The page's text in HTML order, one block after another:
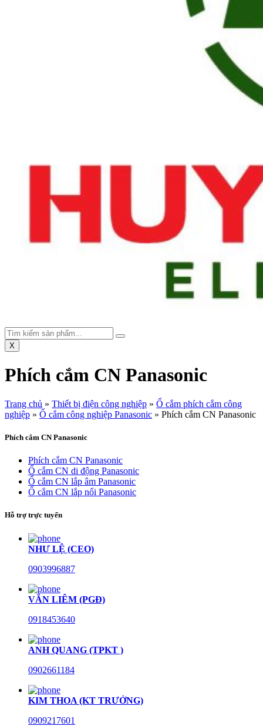
X
Phích cắm CN Panasonic
Trang chủ » Thiết bị điện công nghiệp » Ổ cắm phích cắm công
nghiệp » Ổ cắm công nghiệp Panasonic » Phích cắm CN Panasonic
Phích cắm CN Panasonic
Phích cắm CN Panasonic
Ổ cắm CN di động Panasonic
Ổ cắm CN lắp âm Panasonic
Ổ cắm CN lắp nổi Panasonic
Hỗ trợ trực tuyến
NHƯ LỆ (CEO)
0903996887
VĂN LIÊM (PGĐ)
0918453640
ANH QUANG (TPKT )
0902661184
KIM THOA (KT TRƯỞNG)
0909217601